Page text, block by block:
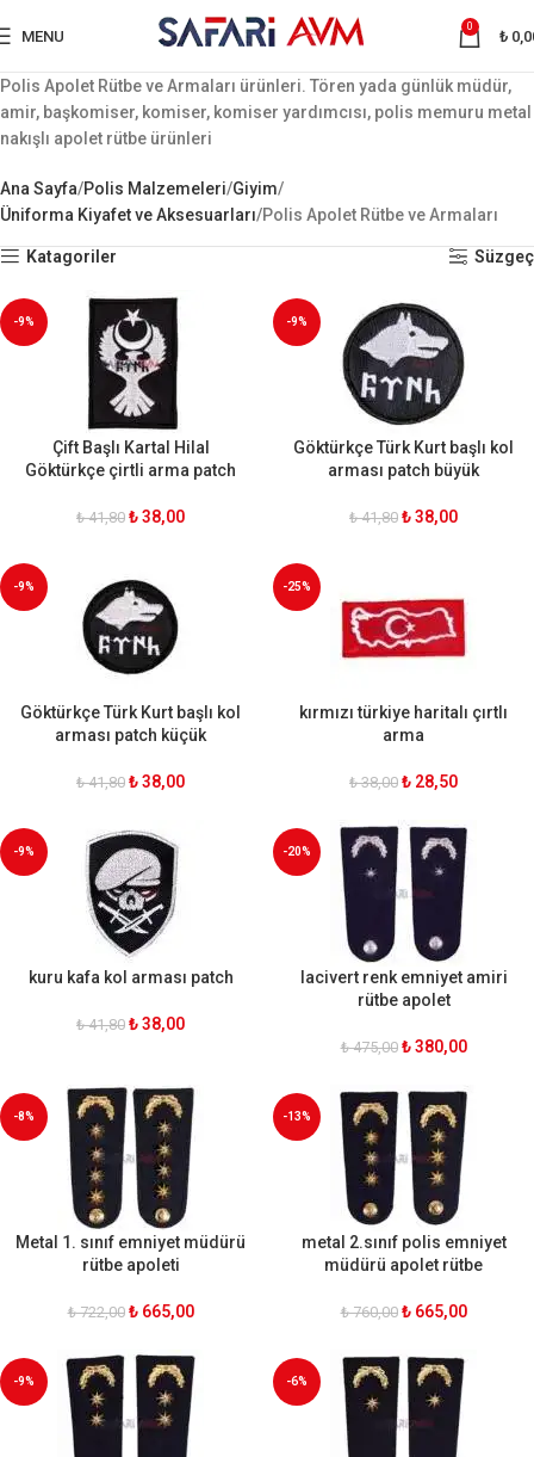
MENU
0
₺
Polis Apolet Rütbe ve Armaları ürünleri. Tören yada günlük müdür,
amir, başkomiser, komiser, komiser yardımcısı, polis memuru metal
nakışlı apolet rütbe ürünleri
Ana Sayfa Polis Malzemeleri Giyim
Üniforma Kiyafet ve Aksesuarları Polis Apolet Rütbe ve Armaları
Katagoriler Süzgeç
-9%
Çift Başlı Kartal Hilal
Göktürkçe çirtli arma patch
₺41,80 ₺38,00
-9%
Göktürkçe Türk Kurt başlı kol
arması patch büyük
₺41,80 ₺38,00
-9%
Göktürkçe Türk Kurt başlı kol
arması patch küçük
₺41,80 ₺38,00
-25%
kırmızı türkiye haritalı çırtlı
arma
₺38,00 ₺ 28,50
-9%
kuru kafa kol arması patch
₺41,80 ₺38,00
-20%
lacivert renk emniyet amiri
rütbe apolet
₺475,00 ₺380,00
-8%
Metal 1. sınıf emniyet müdürü
rütbe apoleti
₺722,00 ₺665,00
-13%
metal 2.sınıf polis emniyet
müdürü apolet rütbe
₺760,00 ₺665,00
-9% -6%